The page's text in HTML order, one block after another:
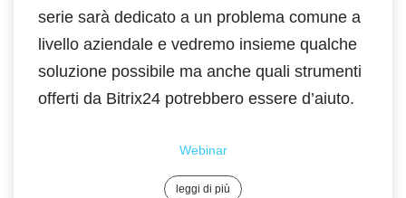
serie sarà dedicato a un problema comune a
livello aziendale e vedremo insieme qualche
soluzione possibile ma anche quali strumenti
offerti da Bitrix24 potrebbero essere d’aiuto.
leggi di più
Webinar